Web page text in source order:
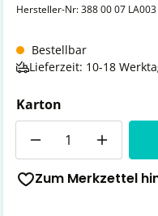
Hersteller-Nr:388 00 07 LA003
Bestellbar
Lieferzeit: 10-18
Karton
Zum Merkzettel